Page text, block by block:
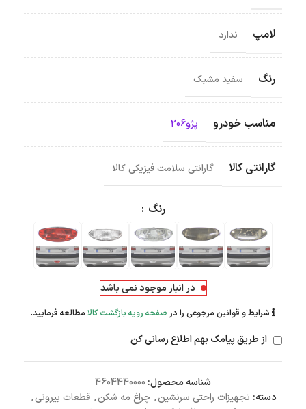
لامپ ندارد
رنگ سفید مشبک
مناسب خودرو پژو206
گارانتی کالا گارانتی سلامت فیزیکی کالا
رنگ
در انبار موجود نمی باشد
شرایط و قوانین مرجوعی را در صفحه رویه بازگشت کالا مطالعه فرمایید.
از طریق پیامک بهم اطلاع رسانی کن
شناسه محصول: 4604440000
دسته: تجهیزات راحتی سرنشین, چراغ مه شکن, قطعات بیرونی,